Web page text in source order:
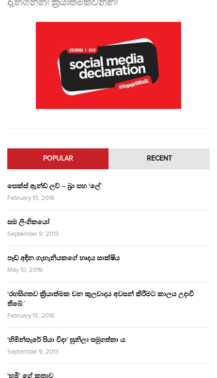
දැනගන්න! ක්‍රියාත්මකවන්න!
POPULAR RECENT
සෙක්ස් ඇන්ඩ් ලව් – බ්‍රා සහ ‘ලේ’
February 15, 2016
සම ලිංගිකයෝ
September 9, 2013
පෑඩ් අඳින ගැහැනියකගේ හෘදය සාක්ෂිය
May 10, 2019
‘රහසිගතව ක්‍රියාත්මක වන කුලවාදය අවසන් කිරීමට කාලය උදාවී
තිබේ.’
February 15, 2016
‘හිමින්සැරේ පියා විදා‘ සුනිලා සමුගත්තා ය.
September 9, 2013
‘භූමි’ ගේ කතාව